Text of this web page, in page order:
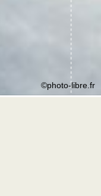
©photo-libre.fr